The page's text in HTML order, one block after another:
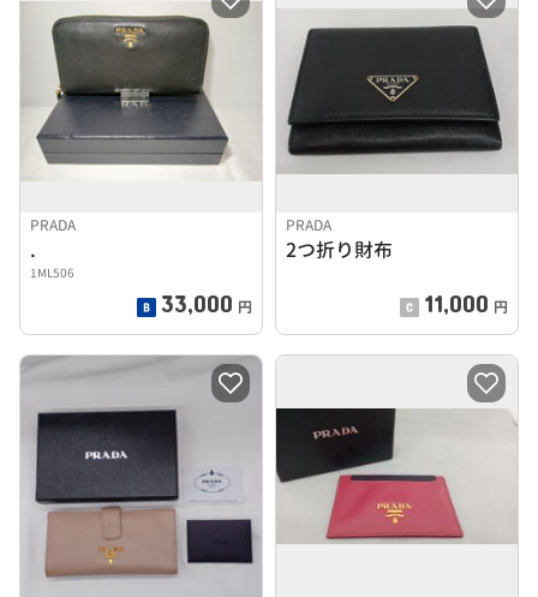
PRADA
.
1ML506
33,000 円
PRADA
2つ折り財布
11,000 円